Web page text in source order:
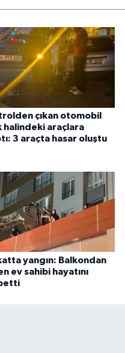
çıkan otomobil
halindeki araçlara
3 araçta hasar oluştu
yangın: Balkondan
ev sahibi hayatını